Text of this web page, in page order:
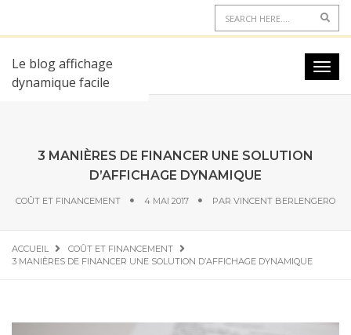
Le blog affichage
dynamique facile
3 MANIÈRES DE FINANCER UNE SOLUTION
D’AFFICHAGE DYNAMIQUE
COÛT ET FINANCEMENT 4 MAI 2017 PAR VINCENT BERLENGERO
ACCUEIL
COÛT ET FINANCEMENT
3 MANIÈRES DE FINANCER UNE SOLUTION D’AFFICHAGE DYNAMIQUE